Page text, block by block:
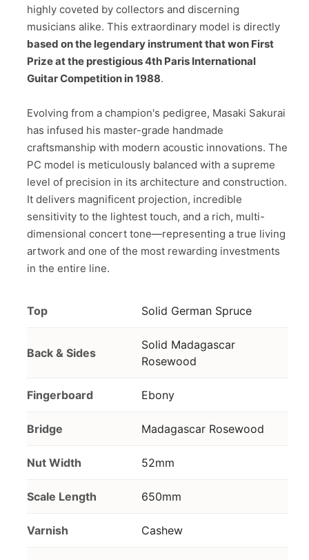
highly coveted by collectors and discerning
musicians alike. This extraordinary model is directly
based on the legendary instrument that won First
Prize at the prestigious 4th Paris International
Guitar Competition in 1988.
Evolving from a champion's pedigree, Masaki Sakurai
has infused his master-grade handmade
craftsmanship with modern acoustic innovations. The
PC model is meticulously balanced with a supreme
level of precision in its architecture and construction.
It delivers magnificent projection, incredible
sensitivity to the lightest touch, and a rich, multi-
dimensional concert tone—representing a true living
artwork and one of the most rewarding investments
in the entire line.
Top Solid German Spruce
Back & Sides
Solid Madagascar
Rosewood
Fingerboard Ebony
Bridge Madagascar Rosewood
Nut Width 52mm
Scale Length 650mm
Varnish Cashew